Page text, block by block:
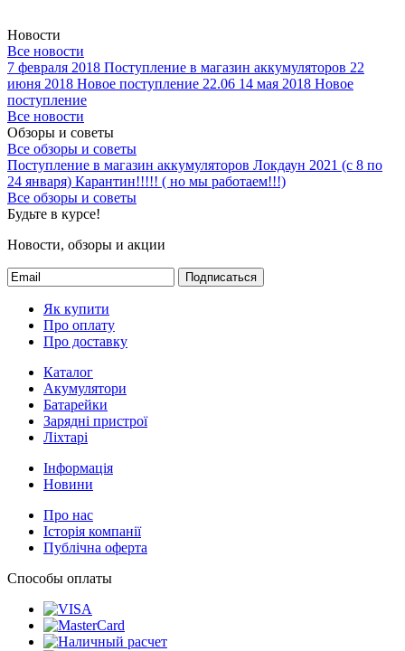
Новости
Все новости
7 февраля 2018 Поступление в магазин аккумуляторов 22
июня 2018 Новое поступление 22.06 14 мая 2018 Новое
поступление
Все новости
Обзоры и советы
Все обзоры и советы
Поступление в магазин аккумуляторов Локдаун 2021 (с 8 по
24 января) Карантин!!!!! ( но мы работаем!!!)
Все обзоры и советы
Будьте в курсе!
Новости, обзоры и акции
Подписаться
Як купити
Про оплату
Про доставку
Каталог
Акумулятори
Батарейки
Зарядні пристрої
Ліхтарі
Інформація
Новини
Про нас
Історія компанії
Публічна оферта
Способы оплаты